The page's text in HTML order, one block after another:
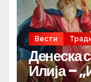
Вести
Денеска
Илија –